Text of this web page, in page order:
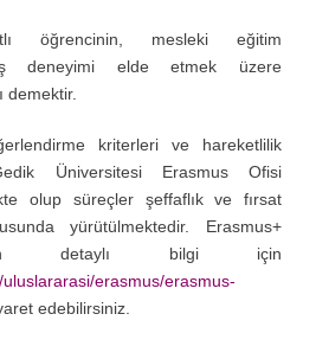
öğrencinin, mesleki eğitim
iş deneyimi elde etmek üzere
demektir.
kriterleri ve hareketlilik
Üniversitesi Erasmus Ofisi
olup süreçler şeffaflık ve fırsat
yürütülmektedir. Erasmus+
detaylı bilgi için
erasmus/erasmus-
edebilirsiniz.